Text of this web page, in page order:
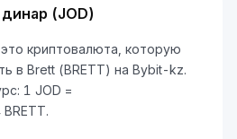
(JOD)
криптовалюта, которую
в Brett (BRETT) на Bybit-kz.
1 JOD =